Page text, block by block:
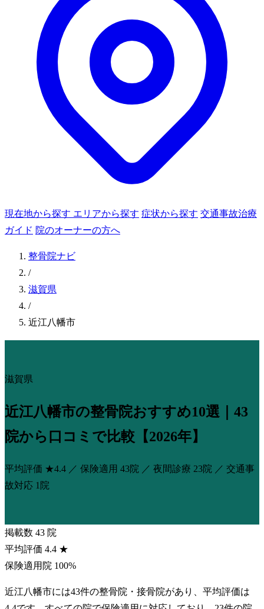
現在地から探す エリアから探す 症状から探す 交通事故治療
ガイド 院のオーナーの方へ
整骨院ナビ
/
滋賀県
/
近江八幡市
滋賀県
近江八幡市の整骨院おすすめ10選｜43
院から口コミで比較【2026年】
平均評価 ★4.4 ／ 保険適用 43院 ／ 夜間診療 23院 ／ 交通事
故対応 1院
掲載数 43 院
平均評価 4.4 ★
保険適用院 100%
近江八幡市には43件の整骨院・接骨院があり、平均評価は